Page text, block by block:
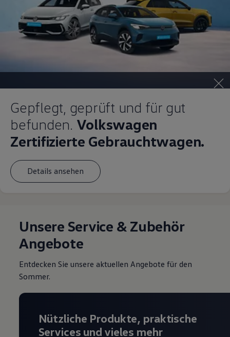
Gepflegt, geprüft und für gut
befunden. Volkswagen
Zertifizierte Gebrauchtwagen.
Details ansehen
Unsere Service & Zubehör
Angebote
Entdecken Sie unsere aktuellen Angebote für den
Sommer.
Nützliche Produkte, praktische
Services und vieles mehr